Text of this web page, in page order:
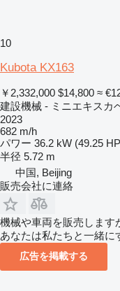
10
Kubota KX163
￥2,332,000 $14,800 ≈
建設機械 - ミニエキスカ
2023
682 m/h
パワー 36.2 kW (49.25
半径 5.72 m
中国, Beijing
販売会社に連絡
機械や車両を販売します
あなたは私たちと一緒に
広告を掲載する